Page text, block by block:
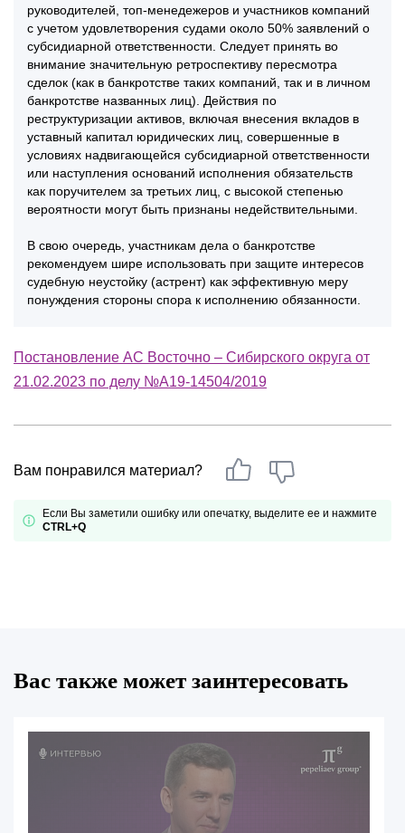
руководителей, топ-менедежеров и участников компаний
с учетом удовлетворения судами около 50% заявлений о
субсидиарной ответственности. Следует принять во
внимание значительную ретроспективу пересмотра
сделок (как в банкротстве таких компаний, так и в личном
банкротстве названных лиц). Действия по
реструктуризации активов, включая внесения вкладов в
уставный капитал юридических лиц, совершенные в
условиях надвигающейся субсидиарной ответственности
или наступления оснований исполнения обязательств
как поручителем за третьих лиц, с высокой степенью
вероятности могут быть признаны недействительными.
В свою очередь, участникам дела о банкротстве
рекомендуем шире использовать при защите интересов
судебную неустойку (астрент) как эффективную меру
понуждения стороны спора к исполнению обязанности.
Постановление АС Восточно – Сибирского округа от
21.02.2023 по делу №А19-14504/2019
Вам понравился материал?
Если Вы заметили ошибку или опечатку, выделите ее и нажмите
CTRL+Q
Вас также может заинтересовать